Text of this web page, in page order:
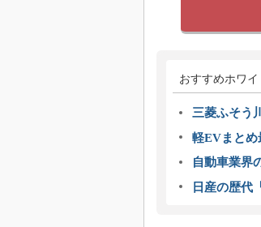
おすすめホワ
三菱ふそう
軽EVまとめ
自動車業界
日産の歴代